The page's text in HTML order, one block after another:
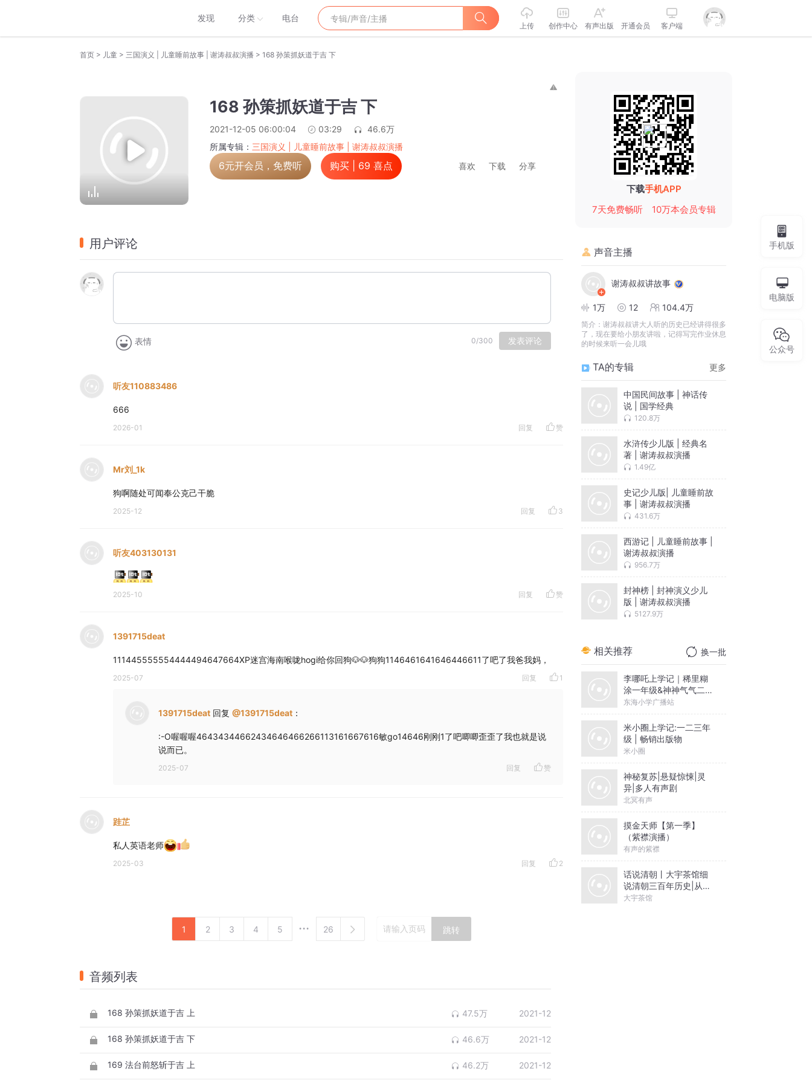
发现 分类 电台
上传 创作中心 有声出版 开通会员 客户端
首页 > 儿童 > 三国演义 | 儿童睡前故事 | 谢涛叔叔演播 > 168 孙策抓妖道于吉 下
168 孙策抓妖道于吉 下
2021-12-05 06:00:04 03:29
46.6万
所属专辑： 三国演义 | 儿童睡前故事 | 谢涛叔叔演播
6元开会员，免费听 购买 | 69 喜点 喜欢 下载 分享
用户评论
表情 0/300 发表评论
听友110883486
666
2026-01 回复 赞
Mr刘_1k
狗啊随处可闻奉公克己干脆
2025-12 回复 3
听友403130131
2025-10 回复 赞
1391715deat
111445555554444494647664XP迷宫海南喉咙hogi给你回狗🐶🐶狗狗1146461641646446611了吧了我爸我妈，
2025-07 回复 1
1391715deat 回复 @1391715deat ：
:-O喔喔喔46434344662434646466266113161667616敏go14646刚刚1了吧唧唧歪歪了我也就是说
说而已。
2025-07 回复 赞
跬芷
私人英语老师
2025-03 回复 2
1 2 3 4 5 26 跳转
音频列表
168 孙策抓妖道于吉 上 47.5万 2021-12
168 孙策抓妖道于吉 下 46.6万 2021-12
169 法台前怒斩于吉 上 46.2万 2021-12
下载手机APP
7天免费畅听
10万本会员专辑
声音主播
谢涛叔叔讲故事
1万 12 104.4万
简介： 谢涛叔叔讲大人听的历史已经讲得很多
了，现在要给小朋友讲啦，记得写完作业休息
的时候来听一会儿哦
TA的专辑 更多
中国民间故事 | 神话传
说 | 国学经典
120.8万
水浒传少儿版 | 经典名
著 | 谢涛叔叔演播
1.49亿
史记少儿版| 儿童睡前故
事 | 谢涛叔叔演播
431.6万
西游记 | 儿童睡前故事 |
谢涛叔叔演播
956.7万
封神榜 | 封神演义少儿
版 | 谢涛叔叔演播
5127.9万
相关推荐 换一批
李哪吒上学记｜稀里糊
涂一年级&神神气气二年
级
东海小学广播站
米小圈上学记:一二三年
级 | 畅销出版物
米小圈
神秘复苏|悬疑惊悚|灵
异|多人有声剧
北冥有声
摸金天师【第一季】
（紫襟演播）
有声的紫襟
话说清朝丨大宇茶馆细
说清朝三百年历史|从努
尔哈赤到末代皇帝溥仪|
大宇茶馆
手机版
电脑版
公众号